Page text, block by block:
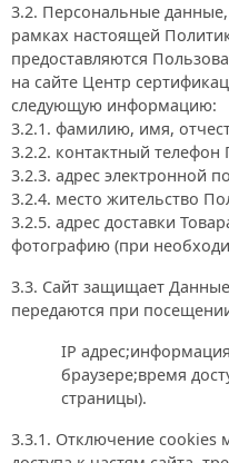
3.2. Персональные
рамках настоящей
предоставляются
на сайте Центр
следующую информацию:
3.2.1. фамилию, имя,
3.2.2. контактный телефон
3.2.3. адрес электронной
3.2.4. место жительство
3.2.5. адрес доставки
фотографию (при
3.3. Сайт защищает
передаются при
IP
браузере;время
страницы).
3.3.1. Отключение cookies